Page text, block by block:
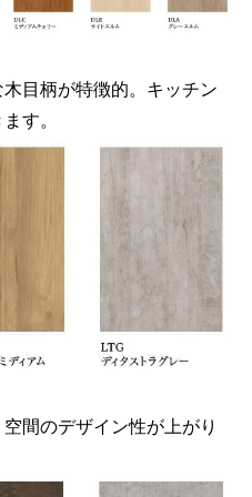
目柄が特徴的。キッチン
す。
間のデザイン性が上がり